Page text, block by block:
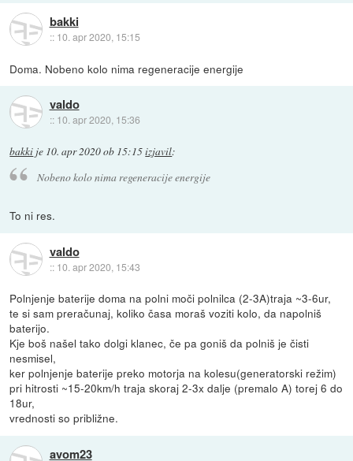
bakki
:: 10. apr 2020, 15:15
Doma. Nobeno kolo nima regeneracije energije
valdo
:: 10. apr 2020, 15:36
bakki je 10. apr 2020 ob 15:15izjavil:
Nobeno kolo nima regeneracije energije
To ni res.
valdo
:: 10. apr 2020, 15:43
Polnjenje baterije doma na polni moči polnilca (2-3A)traja ~3-6ur,
te si sam preračunaj, koliko časa moraš voziti kolo, da napolniš
baterijo.
Kje boš našel tako dolgi klanec, če pa goniš da polniš je čisti
nesmisel,
ker polnjenje baterije preko motorja na kolesu(generatorski režim)
pri hitrosti ~15-20km/h traja skoraj 2-3x dalje (premalo A) torej 6 do
18ur,
vrednosti so približne.
avom23